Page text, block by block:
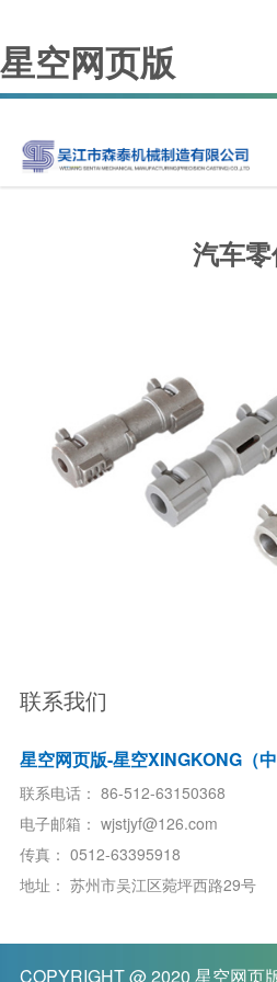
星空网页版
汽车
联系我们
星空网页版-星空XINGKONG（中
联系电话： 86-512-63150368
电子邮箱： wjstjyf@126.com
传真： 0512-63395918
地址： 苏州市吴江区菀坪西路29号
COPYRIGHT @ 2020 星空网页